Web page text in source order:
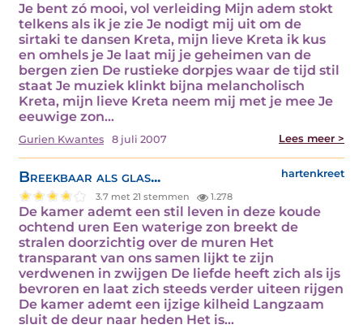
Je bent zó mooi, vol verleiding Mijn adem stokt
telkens als ik je zie Je nodigt mij uit om de
sirtaki te dansen Kreta, mijn lieve Kreta ik kus
en omhels je Je laat mij je geheimen van de
bergen zien De rustieke dorpjes waar de tijd stil
staat Je muziek klinkt bijna melancholisch
Kreta, mijn lieve Kreta neem mij met je mee Je
eeuwige zon…
Gurien Kwantes 8 juli 2007 Lees meer >
Breekbaar als glas... hartenkreet
3.7 met 21 stemmen 1.278
De kamer ademt een stil leven in deze koude
ochtend uren Een waterige zon breekt de
stralen doorzichtig over de muren Het
transparant van ons samen lijkt te zijn
verdwenen in zwijgen De liefde heeft zich als ijs
bevroren en laat zich steeds verder uiteen rijgen
De kamer ademt een ijzige kilheid Langzaam
sluit de deur naar heden Het is…